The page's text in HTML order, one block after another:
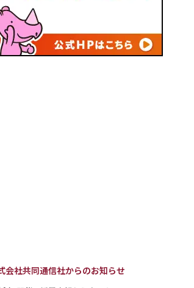
会社共同通信社からのお知らせ